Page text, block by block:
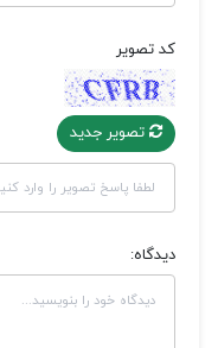
کد تصویر
تصویر جدید
دیدگاه: